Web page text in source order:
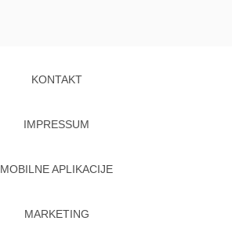
KONTAKT
IMPRESSUM
MOBILNE APLIKACIJE
MARKETING